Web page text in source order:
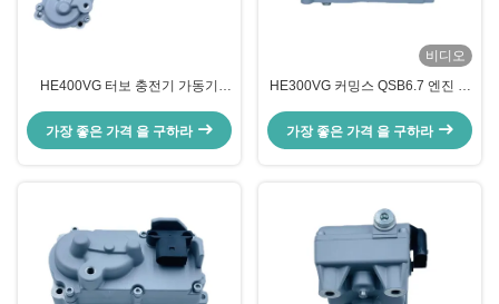
HE400VG 터보 충전기 가동기
5452691
가장 좋은 가격 을 구하라
비디오
HE300VG 커밍스 QSB6.7 엔진 터
3784300 5603456
가장 좋은 가격 을 구하라